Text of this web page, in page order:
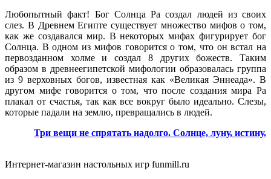
Любопытный факт! Бог Солнца Ра создал людей из своих
слез. В Древнем Египте существует множество мифов о том,
как же создавался мир. В некоторых мифах фигурирует бог
Солнца. В одном из мифов говорится о том, что он встал на
первозданном холме и создал 8 других божеств. Таким
образом в древнеегипетской мифологии образовалась группа
из 9 верховных богов, известная как «Великая Эннеада». В
другом мифе говорится о том, что после создания мира Ра
плакал от счастья, так как все вокруг было идеально. Слезы,
которые падали на землю, превращались в людей.
Три вещи не спрятать надолго. Солнце, луну, истину.
Интернет-магазин настольных игр funmill.ru